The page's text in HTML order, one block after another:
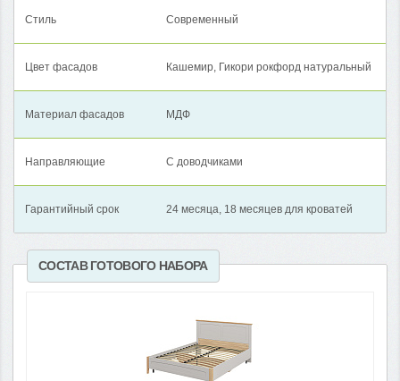
Стиль Современный
Цвет фасадов Кашемир, Гикори рокфорд натуральный
Материал фасадов МДФ
Направляющие С доводчиками
Гарантийный срок 24 месяца, 18 месяцев для кроватей
СОСТАВ ГОТОВОГО НАБОРА